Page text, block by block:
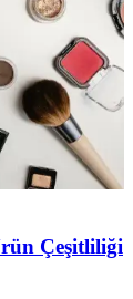
Çeşitliliği